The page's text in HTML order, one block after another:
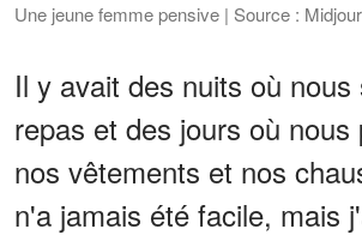
Une jeune femme pensive | Source :
Il y avait des nuits où
repas et des jours où nous
nos vêtements et nos
n'a jamais été facile, mais